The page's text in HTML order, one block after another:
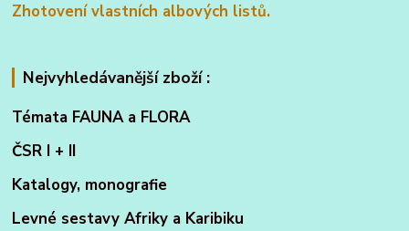
Zhotovení vlastních albových listů.
Nejvyhledávanější zboží :
Témata FAUNA a FLORA
ČSR I + II
Katalogy, monografie
Levné sestavy Afriky a Karibiku